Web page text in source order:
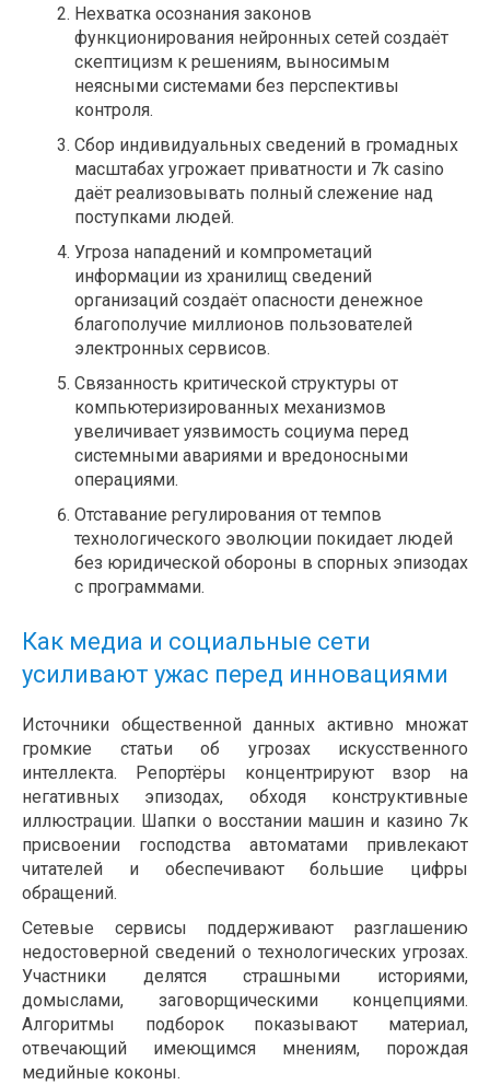
Нехватка осознания законов
функционирования нейронных сетей создаёт
скептицизм к решениям, выносимым
неясными системами без перспективы
контроля.
Сбор индивидуальных сведений в громадных
масштабах угрожает приватности и 7k casino
даёт реализовывать полный слежение над
поступками людей.
Угроза нападений и компрометаций
информации из хранилищ сведений
организаций создаёт опасности денежное
благополучие миллионов пользователей
электронных сервисов.
Связанность критической структуры от
компьютеризированных механизмов
увеличивает уязвимость социума перед
системными авариями и вредоносными
операциями.
Отставание регулирования от темпов
технологического эволюции покидает людей
без юридической обороны в спорных эпизодах
с программами.
Как медиа и социальные сети
усиливают ужас перед инновациями
Источники общественной данных активно множат
громкие статьи об угрозах искусственного
интеллекта. Репортёры концентрируют взор на
негативных эпизодах, обходя конструктивные
иллюстрации. Шапки о восстании машин и казино 7к
присвоении господства автоматами привлекают
читателей и обеспечивают большие цифры
обращений.
Сетевые сервисы поддерживают разглашению
недостоверной сведений о технологических угрозах.
Участники делятся страшными историями,
домыслами, заговорщическими концепциями.
Алгоритмы подборок показывают материал,
отвечающий имеющимся мнениям, порождая
медийные коконы.